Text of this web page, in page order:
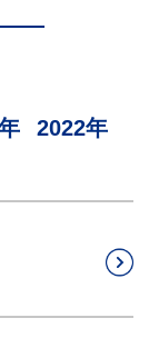
2022年